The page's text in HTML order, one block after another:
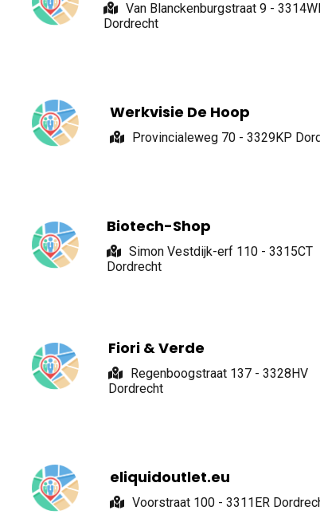
Van Blanckenburgstraat 9 -
Dordrecht
Werkvisie De Hoop
Provincialeweg 70 - 3329KP
Biotech-Shop
Simon Vestdijk-erf 110 - 3315CT
Dordrecht
Fiori & Verde
Regenboogstraat 137 - 3328HV
Dordrecht
eliquidoutlet.eu
Voorstraat 100 - 3311ER